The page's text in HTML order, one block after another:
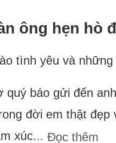
ông hẹn hò
tình yêu và
quý báo gửi đến
đời em thật
xúc... Đọc thêm